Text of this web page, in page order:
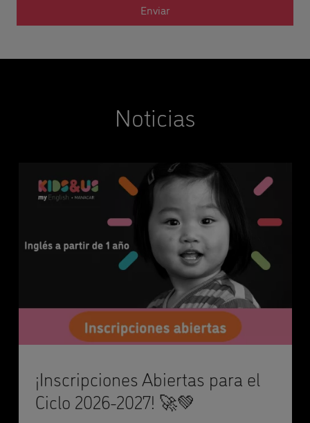
Noticias
¡Inscripciones Abiertas para el
Ciclo 2026-2027! 🚀💚